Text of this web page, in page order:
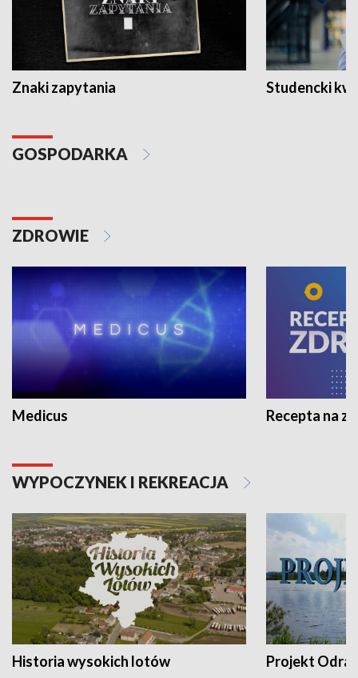
Znaki zapytania Studencki
GOSPODARKA
ZDROWIE
Medicus Recepta na
WYPOCZYNEK I REKREACJA
Historia wysokich lotów Projekt Odra